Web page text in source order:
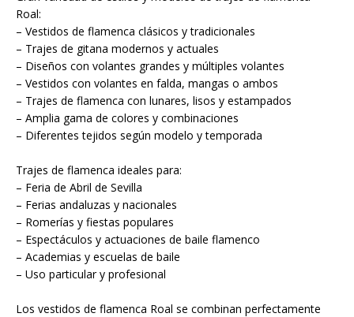
Roal:
– Vestidos de flamenca clásicos y tradicionales
– Trajes de gitana modernos y actuales
– Diseños con volantes grandes y múltiples volantes
– Vestidos con volantes en falda, mangas o ambos
– Trajes de flamenca con lunares, lisos y estampados
– Amplia gama de colores y combinaciones
– Diferentes tejidos según modelo y temporada
Trajes de flamenca ideales para:
– Feria de Abril de Sevilla
– Ferias andaluzas y nacionales
– Romerías y fiestas populares
– Espectáculos y actuaciones de baile flamenco
– Academias y escuelas de baile
– Uso particular y profesional
Los vestidos de flamenca Roal se combinan perfectamente